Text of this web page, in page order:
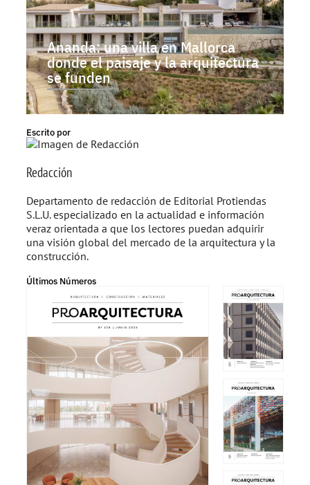
Ananda: una villa en Mallorca
donde el paisaje y la arquitectura
se funden
Escrito por
Redacción
Departamento de redacción de Editorial Protiendas
S.L.U. especializado en la actualidad e información
veraz orientada a que los lectores puedan adquirir
una visión global del mercado de la arquitectura y la
construcción.
Últimos Números